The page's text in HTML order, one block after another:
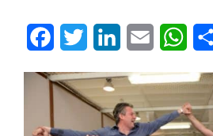
FacebookTwitter LinkedInEmail